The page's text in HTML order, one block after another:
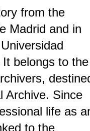
from the
Madrid and in
belongs to the
Archive. Since
life as
to the